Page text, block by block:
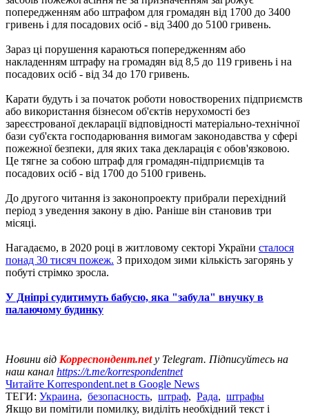
попередженням або штрафом для громадян від 1700 до 3400
гривень і для посадових осіб - від 3400 до 5100 гривень.
Зараз ці порушення караються попередженням або
накладенням штрафу на громадян від 8,5 до 119 гривень і на
посадових осіб - від 34 до 170 гривень.
Карати будуть і за початок роботи новостворених підприємств
або використання бізнесом об'єктів нерухомості без
зареєстрованої декларації відповідності матеріально-технічної
бази суб'єкта господарювання вимогам законодавства у сфері
пожежної безпеки, для яких така декларація є обов'язковою.
Це тягне за собою штраф для громадян-підприємців та
посадових осіб - від 1700 до 5100 гривень.
До другого читання із законопроекту прибрали перехідний
період з уведення закону в дію. Раніше він становив три
місяці.
Нагадаємо, в 2020 році в житловому секторі України сталося
понад 30 тисяч пожеж. З приходом зими кількість загорянь у
побуті стрімко зросла.
У Дніпрі судитимуть бабусю, яка "забула" внучку в
палаючому будинку
Новини від Корреспондент.netу Telegram. Підписуйтесь на
наш канал https://t.me/korrespondentnet
Читайте Korrespondent.net в Google News
ТЕГИ: Украина, безопасность, штраф, Рада, штрафы
Якщо ви помітили помилку, виділіть необхідний текст і